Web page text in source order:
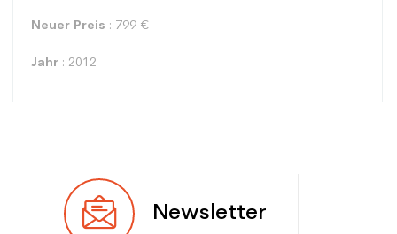
Neuer Preis : 799 €
Jahr : 2012
Benutzer Gemischt
Newsletter